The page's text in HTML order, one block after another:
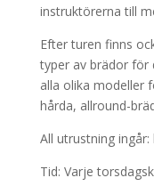
instruktörerna till
Efter turen finns
typer av brädor för
alla olika modeller
hårda, allround-
All utrustning
Tid: Varje